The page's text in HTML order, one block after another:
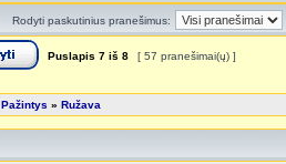
Rodyti paskutinius pranešimus:
Puslapis 7 iš 8 [ 57 pranešimai(ų) ]
Pažintys » Ružava